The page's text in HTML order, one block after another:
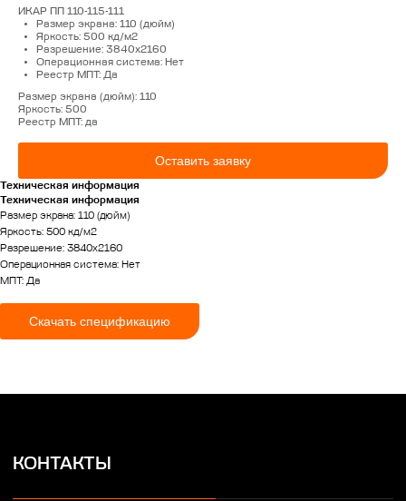
ИКАР ПП 110-115-111
Размер экрана: 110 (дюйм)
Яркость: 500 кд/м2
Разрешение: 3840x2160
Операционная система: Нет
Реестр МПТ: Да
Размер экрана (дюйм): 110
Яркость: 500
Реестр МПТ: да
Оставить заявку
Техническая информация
Техническая информация
Размер экрана: 110 (дюйм)
Яркость: 500 кд/м2
Разрешение: 3840x2160
Операционная система: Нет
МПТ: Да
Скачать спецификацию
КОНТАКТЫ
+7 (922) 628-45-00
Пн-Пт с 09:00 до 18:00
г. Оренбург, ул. Донгузская, 3-й
проезд, 74/3